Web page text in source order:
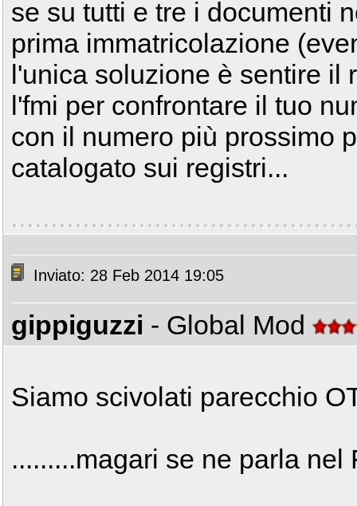
se su tutti e tre i documenti
prima immatricolazione
l'unica soluzione è sentire il
l'fmi per confrontare il tuo
con il numero più prossimo
catalogato sui registri...
Inviato: 28 Feb 2014 19:05
gippiguzzi - Global Mod
Siamo scivolati parecchio
.........magari se ne parla nel